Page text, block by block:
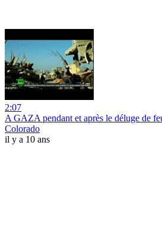
2:07
A GAZA pendant et après le déluge de
Colorado
il y a 10 ans